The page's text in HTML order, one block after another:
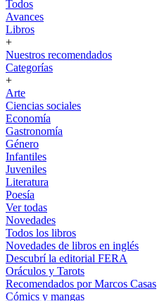
Todos
Avances
Libros
+
Nuestros recomendados
Categorías
+
Arte
Ciencias sociales
Economía
Gastronomía
Género
Infantiles
Juveniles
Literatura
Poesía
Ver todas
Novedades
Todos los libros
Novedades de libros en inglés
Descubrí la editorial FERA
Oráculos y Tarots
Recomendados por Marcos Casas
Cómics y mangas